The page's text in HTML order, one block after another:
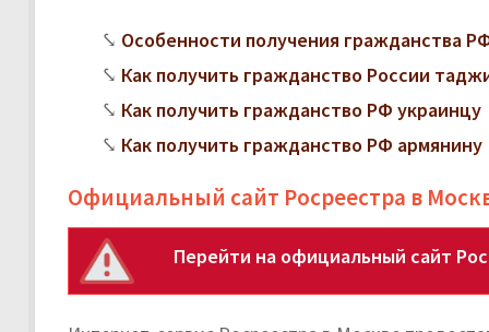
Особенности получения гражданства
Как получить гражданство России
Как получить гражданство РФ украинцу
Как получить гражданство РФ армянину
Официальный сайт Росреестра в
Перейти на официальный сайт